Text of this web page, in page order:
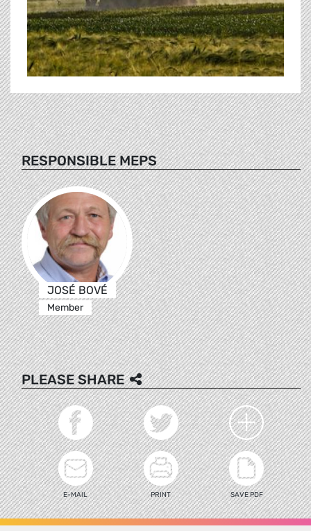
RESPONSIBLE MEPS
JOSÉ BOVÉ
Member
PLEASE SHARE
E-MAIL PRINT SAVE PDF